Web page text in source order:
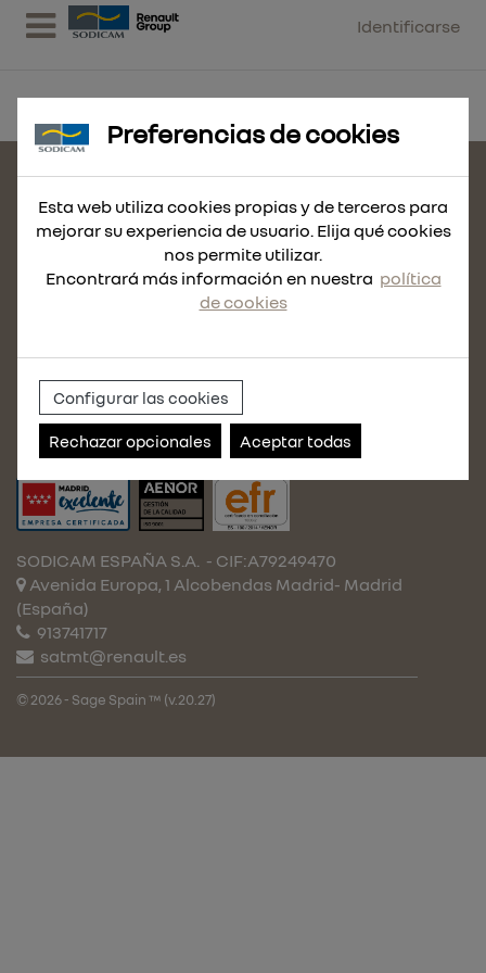
Identificarse
MAPA DEL SITIO
POLÍTICA DE COOKIES
AVISO LEGAL
CONDICIONES DE VENTA
POLÍTICA DE CALIDAD
POLÍTICA DE USO
ACCEDE A NUESTRO CANAL DE DENUNCIAS
SODICAM ESPAÑA S.A. - CIF:A79249470
Avenida Europa, 1 Alcobendas Madrid- Madrid
(España)
913741717
satmt@renault.es
© 2026 - Sage Spain ™ (v.20.27)
Preferencias de cookies
Esta web utiliza cookies propias y de terceros para
mejorar su experiencia de usuario. Elija qué cookies
nos permite utilizar.
Encontrará más información en nuestra política
de cookies
Configurar las cookies
Rechazar opcionales Aceptar todas